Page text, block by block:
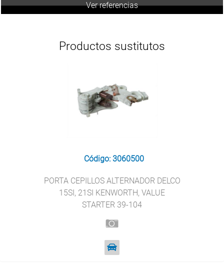
Ver referencias
Productos sustitutos
Código: 3060500
PORTA CEPILLOS ALTERNADOR DELCO
15SI, 21SI KENWORTH, VALUE
STARTER 39-104